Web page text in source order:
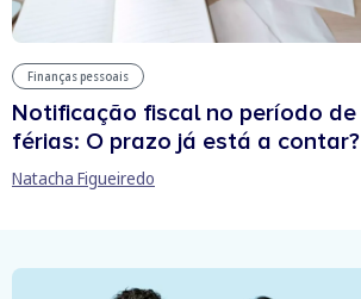
Finanças pessoais
Notificação fiscal no período de
férias: O prazo já está a contar?
Natacha Figueiredo